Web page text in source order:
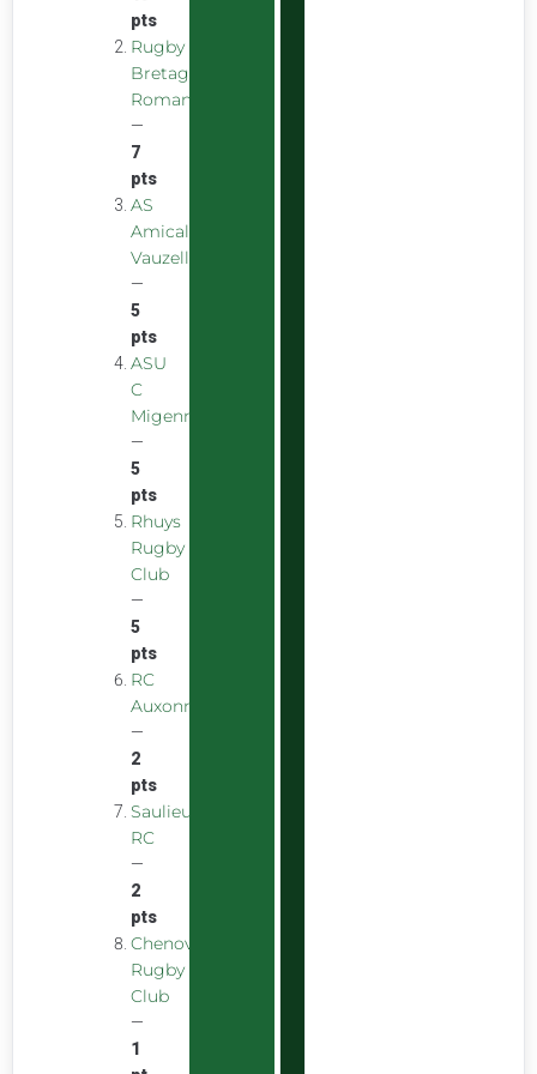
pts
Rugby
Bretagne
Romantique
—
7
pts
AS
Amicale
Vauzelles
—
5
pts
ASU
C
Migennes
—
5
pts
Rhuys
Rugby
Club
—
5
pts
RC
Auxonnais
—
2
pts
Saulieu
RC
—
2
pts
Chenove
Rugby
Club
—
1